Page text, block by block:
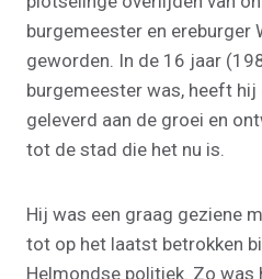
burgemeester en ereburger
geworden. In de 16 jaar
burgemeester was, heeft
geleverd aan de groei en
tot de stad die het nu is.
Hij was een graag geziene
tot op het laatst betrokken
Helmondse politiek. Zo was